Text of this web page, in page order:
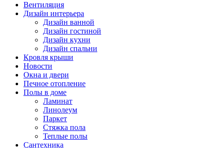
Вентиляция
Дизайн интерьера
Дизайн ванной
Дизайн гостиной
Дизайн кухни
Дизайн спальни
Кровля крыши
Новости
Окна и двери
Печное отопление
Полы в доме
Ламинат
Линолеум
Паркет
Стяжка пола
Теплые полы
Сантехника